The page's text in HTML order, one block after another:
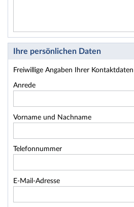
Ihre persönlichen Daten
Freiwillige Angaben Ihrer
Anrede
Vorname und Nachname
Telefonnummer
E-Mail-Adresse